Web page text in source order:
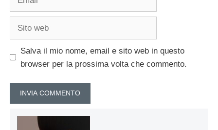
Sito
Salva il mio nome, email e sito web in questo
browser per la prossima volta che commento.